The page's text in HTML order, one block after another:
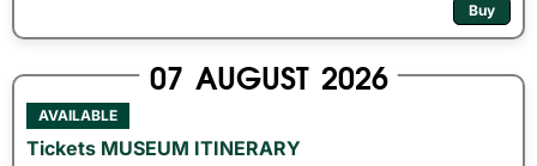
Buy
07 AUGUST 2026
AVAILABLE
Tickets MUSEUM ITINERARY